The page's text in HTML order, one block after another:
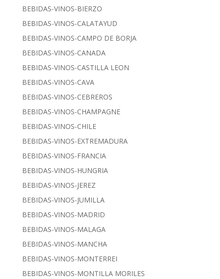
BEBIDAS-VINOS-BIERZO
BEBIDAS-VINOS-CALATAYUD
BEBIDAS-VINOS-CAMPO DE BORJA
BEBIDAS-VINOS-CANADA
BEBIDAS-VINOS-CASTILLA LEON
BEBIDAS-VINOS-CAVA
BEBIDAS-VINOS-CEBREROS
BEBIDAS-VINOS-CHAMPAGNE
BEBIDAS-VINOS-CHILE
BEBIDAS-VINOS-EXTREMADURA
BEBIDAS-VINOS-FRANCIA
BEBIDAS-VINOS-HUNGRIA
BEBIDAS-VINOS-JEREZ
BEBIDAS-VINOS-JUMILLA
BEBIDAS-VINOS-MADRID
BEBIDAS-VINOS-MALAGA
BEBIDAS-VINOS-MANCHA
BEBIDAS-VINOS-MONTERREI
BEBIDAS-VINOS-MONTILLA MORILES